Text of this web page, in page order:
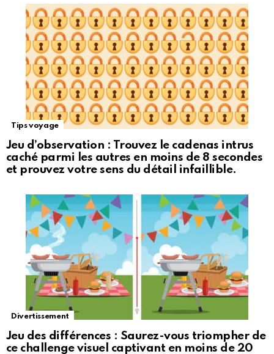
Tips voyage
Jeu d’observation : Trouvez le cadenas intrus
caché parmi les autres en moins de 8 secondes
et prouvez votre sens du détail infaillible.
Divertissement
Jeu des différences : Saurez-vous triompher de
ce challenge visuel captivant en moins de 20